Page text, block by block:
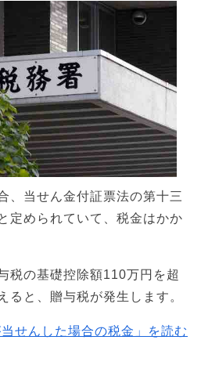
、当せん金付証票法の第十三
定められていて、税金はかか
税の基礎控除額110万円を超
ると、贈与税が発生します。
当せんした場合の税金」を読む